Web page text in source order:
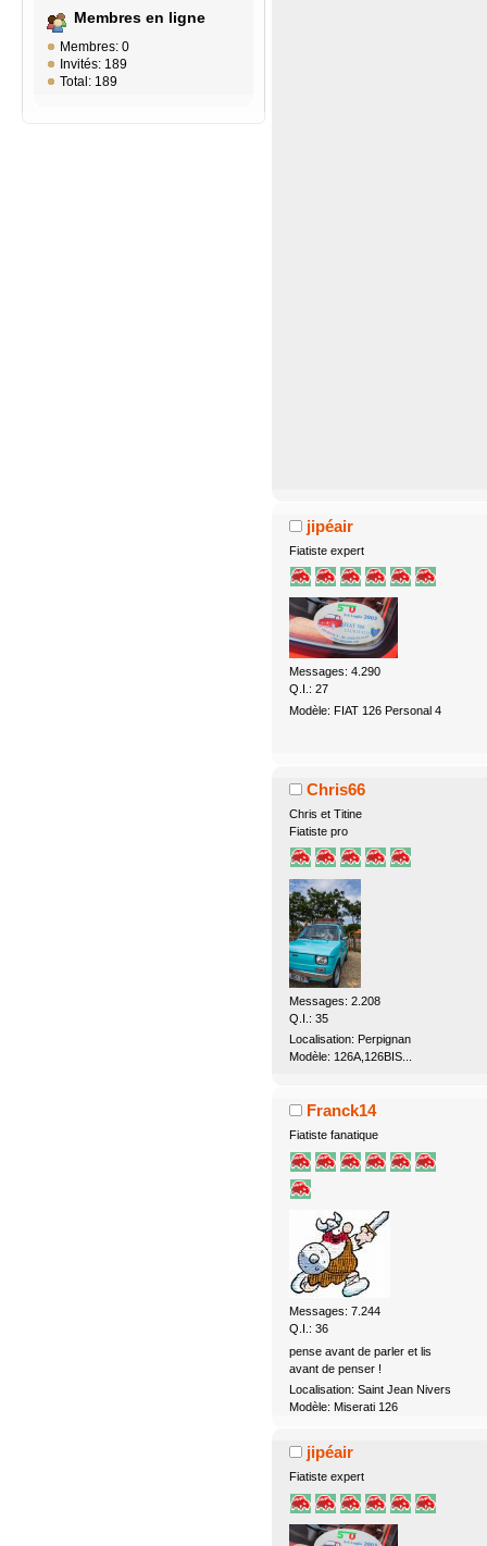
Membres en ligne
Membres: 0
Invités: 189
Total: 189
jipéair
Fiatiste expert
Messages: 4.290
Q.I.: 27
Modèle: FIAT 126 Personal 4
Chris66
Chris et Titine
Fiatiste pro
Messages: 2.208
Q.I.: 35
Localisation: Perpignan
Modèle: 126A,126BIS...
Franck14
Fiatiste fanatique
Messages: 7.244
Q.I.: 36
pense avant de parler et lis
avant de penser !
Localisation: Saint Jean Nivers
Modèle: Miserati 126
jipéair
Fiatiste expert